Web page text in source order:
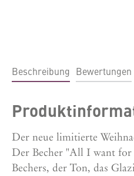
Beschreibung Bewertungen
Der neue limitierte
Der Becher "All I want
Bechers, der Ton, das